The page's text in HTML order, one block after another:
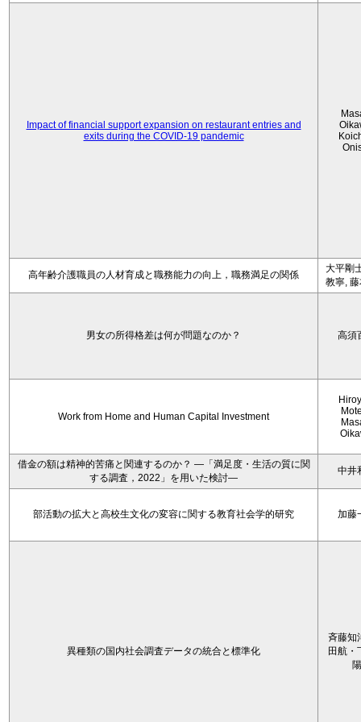
Impact of financial support expansion on restaurant entries and
exits during the COVID-19 pandemic
高年齢介護職員の人材育成と職務能力の向上，職務満足の関係
大平剛
教寧,
男女の所得格差は何が問題なのか？ 高須
Work from Home and Human Capital Investment
借金の額は精神的苦痛と関連するのか？ ―「満足度・生活の質に関
する調査，2022」を用いた検討―
中井
部活動の拡大と高校生文化の変容に関する教育社会学的研究 加藤
異種類の国内社会調査データの統合と標準化
斉藤知
田航・
陽